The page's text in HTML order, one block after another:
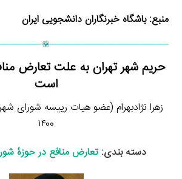
منبع:باشگاه خبرنگاران دانشجویی ایران
حریم شهر تهران به علت تعارض
است
۱۴۰۰
دسته بندی: تعارض منافع در حوزۀ